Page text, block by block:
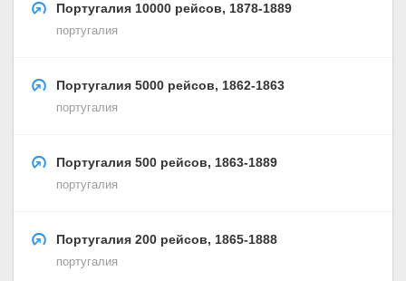
Португалия 10000 рейсов, 1878-1889
португалия
Португалия 5000 рейсов, 1862-1863
португалия
Португалия 500 рейсов, 1863-1889
португалия
Португалия 200 рейсов, 1865-1888
португалия